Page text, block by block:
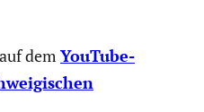
dem YouTube-